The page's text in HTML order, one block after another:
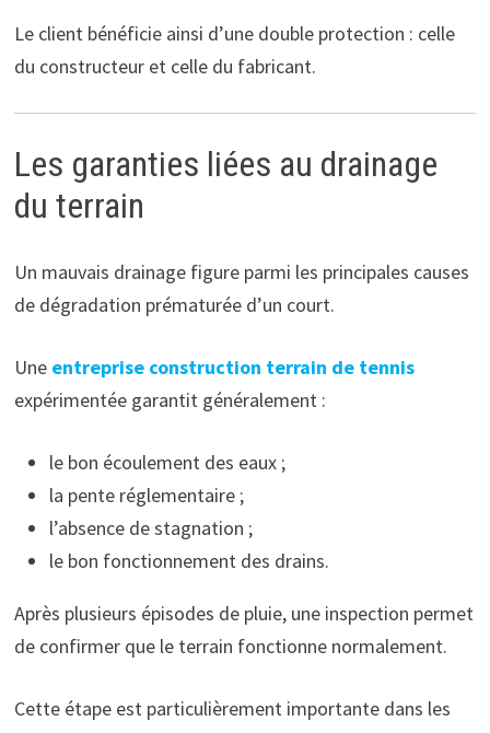
Le client bénéficie ainsi d’une double protection : celle
du constructeur et celle du fabricant.
Les garanties liées au drainage
du terrain
Un mauvais drainage figure parmi les principales causes
de dégradation prématurée d’un court.
Une entreprise construction terrain de tennis
expérimentée garantit généralement :
le bon écoulement des eaux ;
la pente réglementaire ;
l’absence de stagnation ;
le bon fonctionnement des drains.
Après plusieurs épisodes de pluie, une inspection permet
de confirmer que le terrain fonctionne normalement.
Cette étape est particulièrement importante dans les